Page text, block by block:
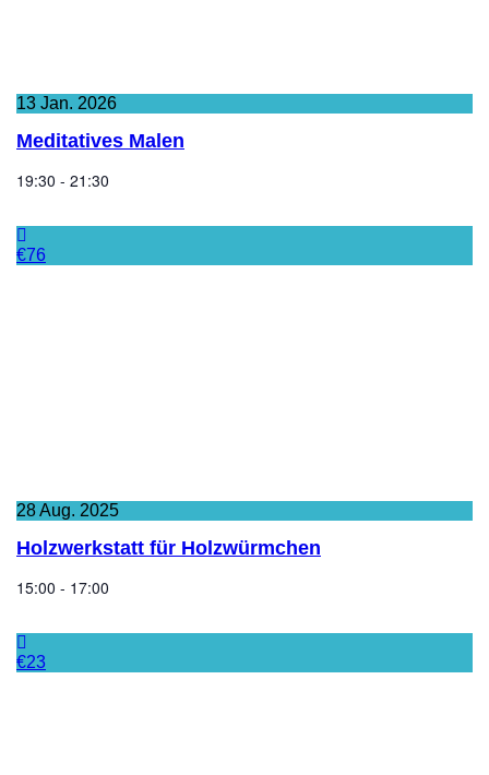
13 Jan. 2026
Meditatives Malen
19:30 - 21:30
€76
28Aug. 2025
Holzwerkstatt für Holzwürmchen
15:00 - 17:00
€23